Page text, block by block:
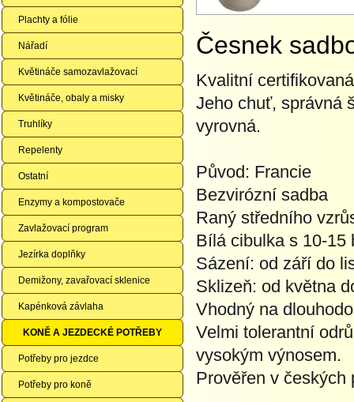
Plachty a fólie
Nářadí
Květináče samozavlažovací
Květináče, obaly a misky
Truhlíky
Repelenty
Ostatní
Enzymy a kompostovače
Zavlažovací program
Jezírka doplňky
Demižony, zavařovací sklenice
Kapénková závlaha
KONĚ A JEZDECKÉ POTŘEBY
Potřeby pro jezdce
Potřeby pro koně
Česnek
Kvalitní
Jeho chuť, správná
vyrovná.
Původ: Francie
Bezvirózní sadba
Raný středního
Bílá cibulka s 10-15
Sázení: od září do
Sklizeň: od května
Vhodný na
Velmi tolerantní
vysokým výnosem.
Prověřen v českých